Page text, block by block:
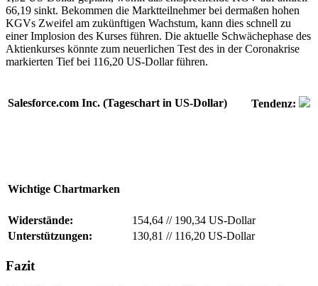
66,19 sinkt. Bekommen die Marktteilnehmer bei dermaßen hohen
KGVs Zweifel am zukünftigen Wachstum, kann dies schnell zu
einer Implosion des Kurses führen. Die aktuelle Schwächephase des
Aktienkurses könnte zum neuerlichen Test des in der Coronakrise
markierten Tief bei 116,20 US-Dollar führen.
Salesforce.com Inc. (Tageschart in US-Dollar) Tendenz:
Wichtige Chartmarken
Widerstände: 154,64 //190,34 US-Dollar
Unterstützungen:
130,81 //116,20 US-Dollar
Fazit